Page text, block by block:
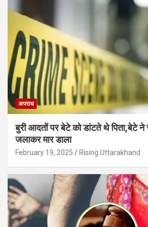
अपराध
बुरी आदतों पर बेटे को डांटते थे पिता,बेटे ने
जलाकर मार डाला
February 19, 2025 Rising Uttarakhand